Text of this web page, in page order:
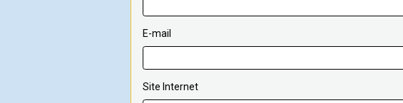
E-mail
Site Internet